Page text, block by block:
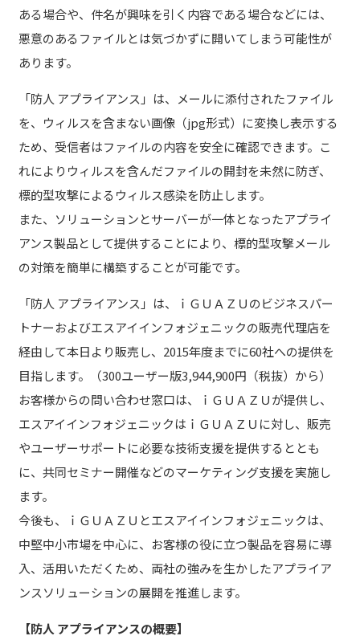
ある場合や、件名が興味を引く内容である場合などには、
悪意のあるファイルとは気づかずに開いてしまう可能性が
あります。
「防人 アプライアンス」は、メールに添付されたファイル
を、ウィルスを含まない画像（jpg形式）に変換し表示する
ため、受信者はファイルの内容を安全に確認できます。こ
れによりウィルスを含んだファイルの開封を未然に防ぎ、
標的型攻撃によるウィルス感染を防止します。
また、ソリューションとサーバーが一体となったアプライ
アンス製品として提供することにより、標的型攻撃メール
の対策を簡単に構築することが可能です。
「防人 アプライアンス」は、ｉＧＵＡＺＵのビジネスパー
トナーおよびエスアイインフォジェニックの販売代理店を
経由して本日より販売し、2015年度までに60社への提供を
目指します。（300ユーザー版3,944,900円（税抜）から）
お客様からの問い合わせ窓口は、ｉＧＵＡＺＵが提供し、
エスアイインフォジェニックはｉＧＵＡＺＵに対し、販売
やユーザーサポートに必要な技術支援を提供するととも
に、共同セミナー開催などのマーケティング支援を実施し
ます。
今後も、ｉＧＵＡＺＵとエスアイインフォジェニックは、
中堅中小市場を中心に、お客様の役に立つ製品を容易に導
入、活用いただくため、両社の強みを生かしたアプライア
ンスソリューションの展開を推進します。
【防人 アプライアンスの概要】